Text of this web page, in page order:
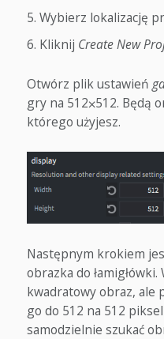
Wybierz lokalizację
Kliknij Create New
Otwórz plik ustawień
gry na 512⨉512. Będą
którego użyjesz.
Następnym krokiem
obrazka do
kwadratowy obraz, ale
go do 512 na 512
samodzielnie szukać